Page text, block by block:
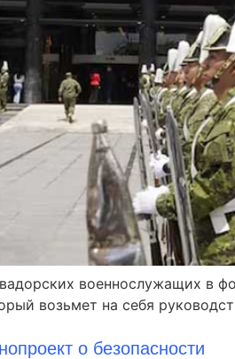
военнослужащих в
возьмет на себя
о безопасности